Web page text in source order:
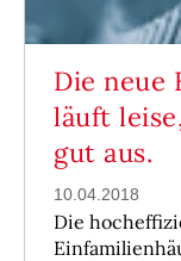
Die neue
läuft
gut aus.
10.04.2018
Die